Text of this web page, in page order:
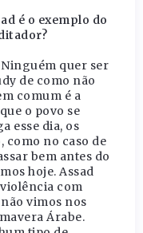
é o exemplo do
Ninguém quer ser
de como não
comum é a
o povo se
esse dia, os
como no caso de
bem antes do
hoje. Assad
com
vimos nos
Árabe.